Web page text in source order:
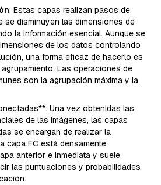
: Estas capas realizan pasos de
se disminuyen las dimensiones de
la información esencial. Aunque se
de los datos controlando
una forma eficaz de hacerlo es
Las operaciones de
son la agrupación máxima y la
Una vez obtenidas las
de las imágenes, las capas
se encargan de realizar la
capa FC está densamente
anterior e inmediata y suele
las puntuaciones y probabilidades